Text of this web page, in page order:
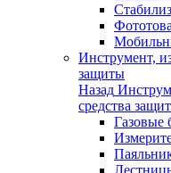
Инструмент,
защиты
Назад
средства
Газовые